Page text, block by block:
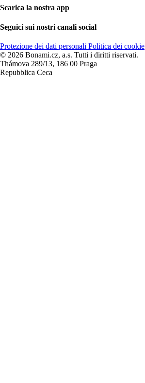
Scarica la nostra app
Seguici sui nostri canali social
Protezione dei dati personali Politica dei cookie
© 2026 Bonami.cz, a.s. Tutti i diritti riservati.
Thámova 289/13, 186 00 Praga
Repubblica Ceca